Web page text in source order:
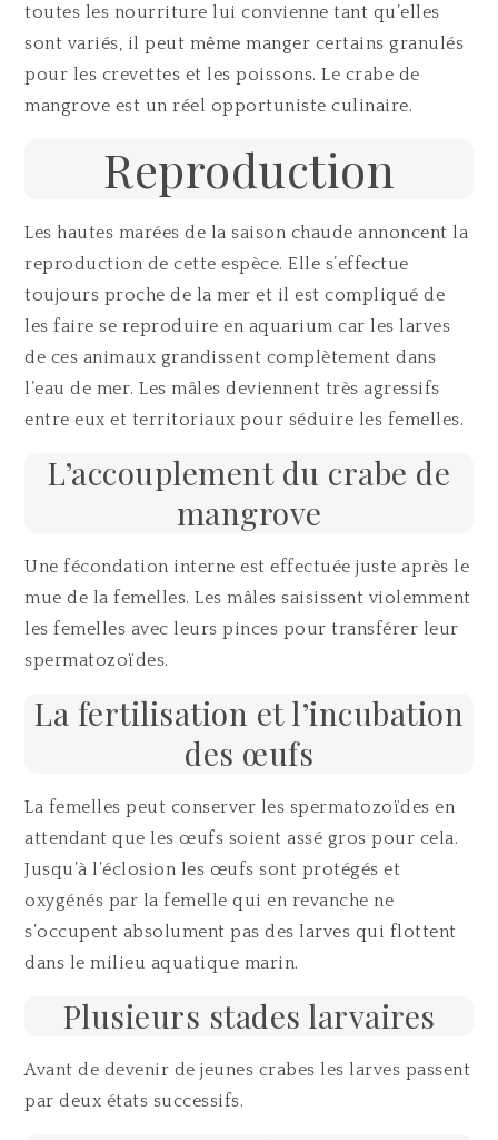
toutes les nourriture lui convienne tant qu’elles
sont variés, il peut même manger certains granulés
pour les crevettes et les poissons. Le crabe de
mangrove est un réel opportuniste culinaire.
Reproduction
Les hautes marées de la saison chaude annoncent la
reproduction de cette espèce. Elle s’effectue
toujours proche de la mer et il est compliqué de
les faire se reproduire en aquarium car les larves
de ces animaux grandissent complètement dans
l’eau de mer. Les mâles deviennent très agressifs
entre eux et territoriaux pour séduire les femelles.
L’accouplement du crabe de
mangrove
Une fécondation interne est effectuée juste après le
mue de la femelles. Les mâles saisissent violemment
les femelles avec leurs pinces pour transférer leur
spermatozoïdes.
La fertilisation et l’incubation
des œufs
La femelles peut conserver les spermatozoïdes en
attendant que les œufs soient assé gros pour cela.
Jusqu’à l’éclosion les œufs sont protégés et
oxygénés par la femelle qui en revanche ne
s’occupent absolument pas des larves qui flottent
dans le milieu aquatique marin.
Plusieurs stades larvaires
Avant de devenir de jeunes crabes les larves passent
par deux états successifs.